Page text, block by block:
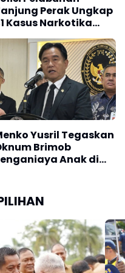
insentif dari pemerintah ini
Perak Ungkap
Kasus Narkotika
Januari
Yusril Tegaskan
Brimob
Anak di